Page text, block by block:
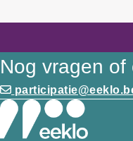
Nog vragen of